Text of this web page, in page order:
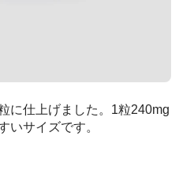
に仕上げました。1粒240mg
いサイズです。